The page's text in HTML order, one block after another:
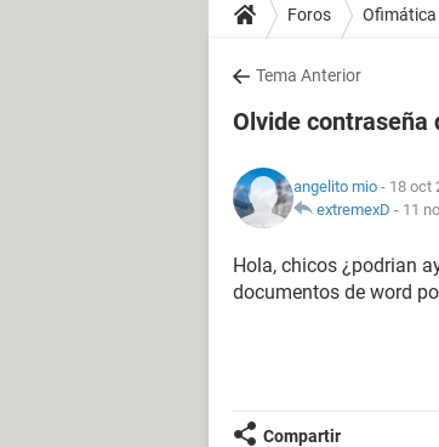
Foros Ofimática
Tema Anterior
Olvide contraseña
angelito mio - 18 oct
extremexD - 11
Hola, chicos ¿podrian
documentos de word
Compartir